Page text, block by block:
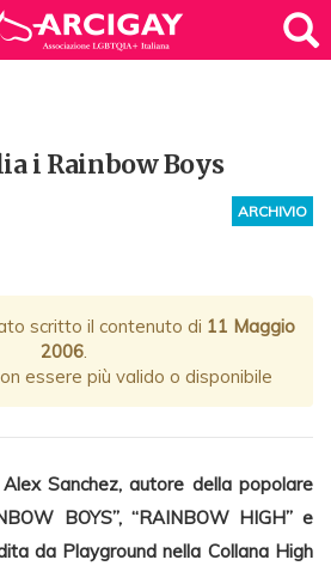
i Rainbow Boys
ARCHIVIO
scritto il contenuto di 11 Maggio
2006.
essere più valido o disponibile
Sanchez, autore della popolare
BOYS”, “RAINBOW HIGH” e
da Playground nella Collana High